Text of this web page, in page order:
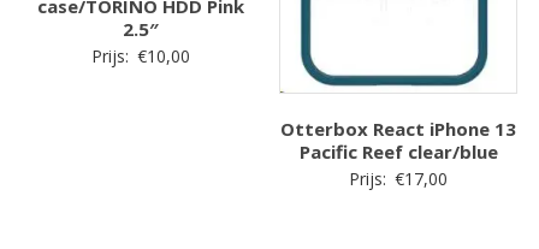
case/TORINO HDD Pink
2.5″
Prijs: €10,00
Otterbox React iPhone 13
Pacific Reef clear/blue
Prijs: €17,00